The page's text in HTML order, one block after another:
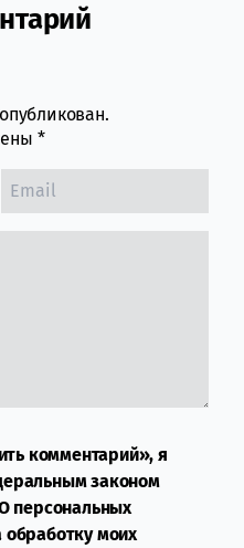
*
комментарий», я
законом
персональных
обработку моих